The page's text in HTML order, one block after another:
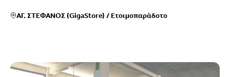
ΑΓ. ΣΤΕΦΑΝΟΣ (GigaStore) /Ετοιμοπαράδοτο